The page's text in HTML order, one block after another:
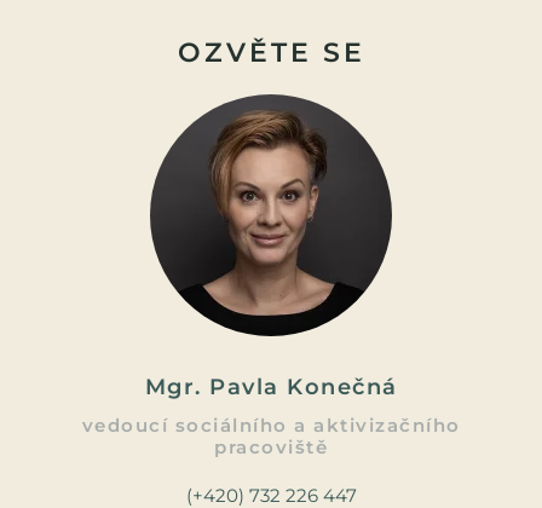
OZVĚTE SE
Mgr. Pavla Konečná
vedoucí sociálního a aktivizačního
pracoviště
(+420) 732 226 447